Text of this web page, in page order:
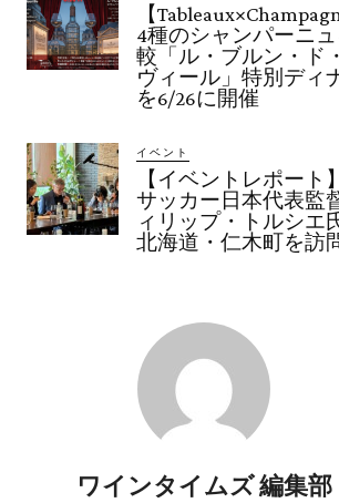
【
4種のシャンパーニ
較「ル・ブルン・ド
ヴィール」特別ディ
を6/26に開催
イベント
【イベントレポート
サッカー日本代表監
ィリップ・トルシエ
北海道・仁木町を訪
ワインタイムズ 編集部